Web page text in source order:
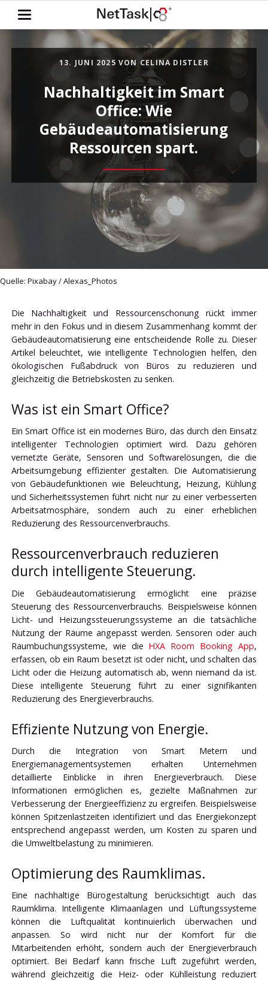
13. JUNI 2025 VON CELINA DISTLER
Nachhaltigkeit im Smart
Office: Wie
Gebäudeautomatisierung
Ressourcen spart.
Quelle: Pixabay / Alexas_Photos
Die Nachhaltigkeit und Ressourcenschonung rückt immer
mehr in den Fokus und in diesem Zusammenhang kommt der
Gebäudeautomatisierung eine entscheidende Rolle zu. Dieser
Artikel beleuchtet, wie intelligente Technologien helfen, den
ökologischen Fußabdruck von Büros zu reduzieren und
gleichzeitig die Betriebskosten zu senken.
Was ist ein Smart Office?
Ein Smart Office ist ein modernes Büro, das durch den Einsatz
intelligenter Technologien optimiert wird. Dazu gehören
vernetzte Geräte, Sensoren und Softwarelösungen, die die
Arbeitsumgebung effizienter gestalten. Die Automatisierung
von Gebäudefunktionen wie Beleuchtung, Heizung, Kühlung
und Sicherheitssystemen führt nicht nur zu einer verbesserten
Arbeitsatmosphäre, sondern auch zu einer erheblichen
Reduzierung des Ressourcenverbrauchs.
Ressourcenverbrauch reduzieren
durch intelligente Steuerung.
Die Gebäudeautomatisierung ermöglicht eine präzise
Steuerung des Ressourcenverbrauchs. Beispielsweise können
Licht- und Heizungssteuerungssysteme an die tatsächliche
Nutzung der Räume angepasst werden. Sensoren oder auch
Raumbuchungssysteme, wie die HXA Room Booking App,
erfassen, ob ein Raum besetzt ist oder nicht, und schalten das
Licht oder die Heizung automatisch ab, wenn niemand da ist.
Diese intelligente Steuerung führt zu einer signifikanten
Reduzierung des Energieverbrauchs.
Effiziente Nutzung von Energie.
Durch die Integration von Smart Metern und
Energiemanagementsystemen erhalten Unternehmen
detaillierte Einblicke in ihren Energieverbrauch. Diese
Informationen ermöglichen es, gezielte Maßnahmen zur
Verbesserung der Energieeffizienz zu ergreifen. Beispielsweise
können Spitzenlastzeiten identifiziert und das Energiekonzept
entsprechend angepasst werden, um Kosten zu sparen und
die Umweltbelastung zu minimieren.
Optimierung des Raumklimas.
Eine nachhaltige Bürogestaltung berücksichtigt auch das
Raumklima. Intelligente Klimaanlagen und Lüftungssysteme
können die Luftqualität kontinuierlich überwachen und
anpassen. So wird nicht nur der Komfort für die
Mitarbeitenden erhöht, sondern auch der Energieverbrauch
optimiert. Bei Bedarf kann frische Luft zugeführt werden,
während gleichzeitig die Heiz- oder Kühlleistung reduziert